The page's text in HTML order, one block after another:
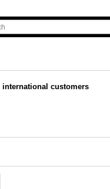
international customers